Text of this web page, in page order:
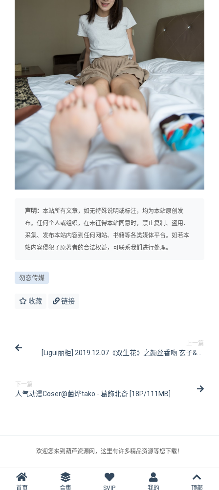
声明： 本站所有文章，如无特殊说明或标注，均为本站原创发
布。任何个人或组织，在未征得本站同意时，禁止复制、盗用、
采集、发布本站内容到任何网站、书籍等各类媒体平台。如若本
站内容侵犯了原著者的合法权益，可联系我们进行处理。
勿恋传媒
收藏 链接
上一篇
[Ligui丽柜] 2019.12.07《双生花》之颜丝香吻 玄子&文
下一篇
人气动漫Coser@菌烨tako - 葛飾北斎 [18P/111MB]
欢迎您来到葫芦资源网，这里有许多精品资源等您下载！
首页 合集 SVIP 我的 顶部